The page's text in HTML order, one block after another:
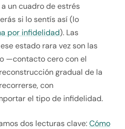
un cuadro de estrés
si lo sentís así (lo
por infidelidad). Las
estado rara vez son las
—contacto cero con el
gradual de la
con
el tipo de infidelidad.
dos lecturas clave:Cómo